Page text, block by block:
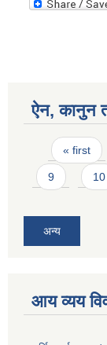
ऐन, कानुन
Pages
« first
9 10
अन्य
आय व्यय